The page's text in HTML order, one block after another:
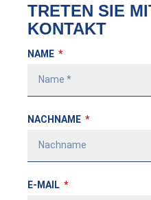
TRETEN SIE
KONTAKT
NAME
NACHNAME
E-MAIL